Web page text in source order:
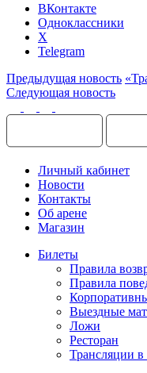
ВКонтакте
Одноклассники
X
Telegram
Предыдущая новость
Следующая новость
Личный кабинет
Новости
Контакты
Об арене
Магазин
Билеты
Правила
Правила
Выездные
Ложи
Ресторан
Трансляции в